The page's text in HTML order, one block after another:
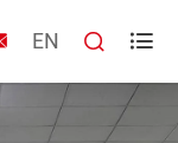
EN  